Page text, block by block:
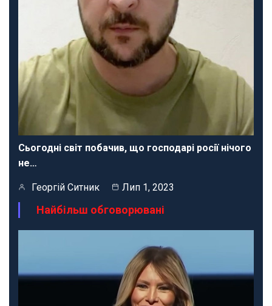
Сьогодні світ побачив, що господарі росії нічого
не…
Георгій Ситник Лип 1, 2023
Найбільш обговорювані